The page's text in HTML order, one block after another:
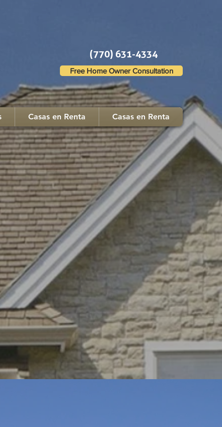
(770) 631-4334
Free Home Owner Consultation
Casas en Renta Casas en Renta